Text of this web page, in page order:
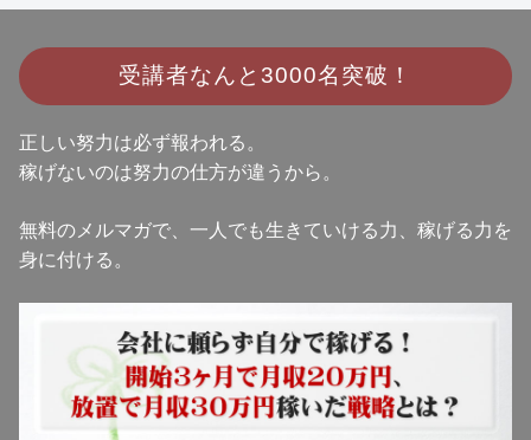
受講者なんと 3000名突破！
正しい努力は必ず報われる。
稼げないのは努力の仕方が違うから。
無料のメルマガで、一人でも生きていける力、稼げる力を
身に付ける。